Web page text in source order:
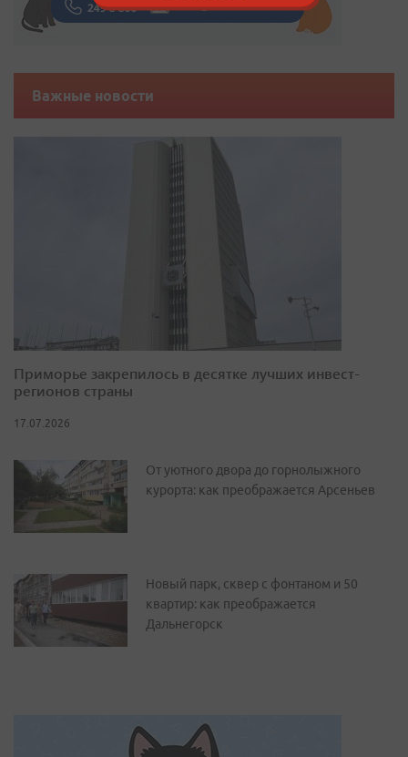
Важные новости
Приморье закрепилось в десятке лучших инвест-
регионов страны
17.07.2026
От уютного двора до горнолыжного
курорта: как преображается Арсеньев
Новый парк, сквер с фонтаном и 50
квартир: как преображается
Дальнегорск